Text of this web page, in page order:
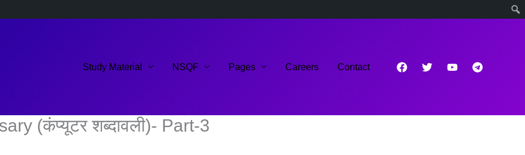
Study Material NSQF Pages Careers Contact
(कंप्यूटर शब्दावली)- Part-3